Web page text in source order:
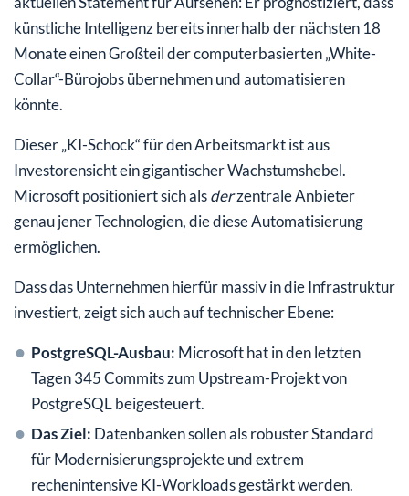
künstliche Intelligenz bereits innerhalb der nächsten 18
Monate einen Großteil der computerbasierten „White-
Collar“-Bürojobs übernehmen und automatisieren
könnte.
Dieser „KI-Schock“ für den Arbeitsmarkt ist aus
Investorensicht ein gigantischer Wachstumshebel.
Microsoft positioniert sich alsderzentrale Anbieter
genau jener Technologien, die diese Automatisierung
ermöglichen.
Dass das Unternehmen hierfür massiv in die Infrastruktur
investiert, zeigt sich auch auf technischer Ebene:
PostgreSQL-Ausbau: Microsoft hat in den letzten
Tagen 345 Commits zum Upstream-Projekt von
PostgreSQL beigesteuert.
Das Ziel: Datenbanken sollen als robuster Standard
für Modernisierungsprojekte und extrem
rechenintensive KI-Workloads gestärkt werden.